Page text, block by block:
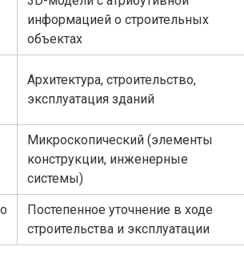
информацией о строительных
объектах
Архитектура, строительство,
эксплуатация зданий
Микроскопический (элементы
конструкции, инженерные
системы)
Постепенное уточнение в ходе
строительства и эксплуатации